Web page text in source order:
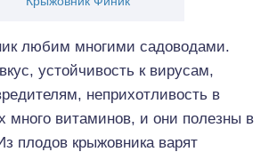
любим многими садоводами.
устойчивость к вирусам,
неприхотливость в
много витаминов, и они полезны в
плодов крыжовника варят